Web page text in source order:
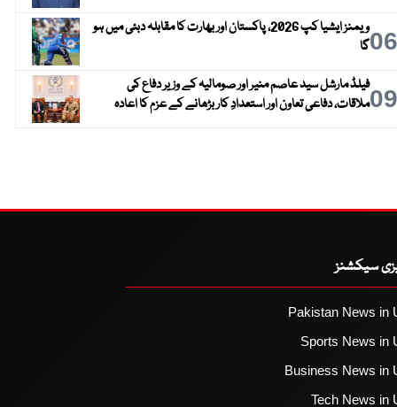
06
ویمنز ایشیا کپ 2026، پاکستان اور بھارت کا مقابلہ دبئی میں ہو
گا
09فیلڈ مارشل سید عاصم منیر اور صومالیہ کے وزیر دفاع کی
ملاقات، دفاعی تعاون اور استعدادِ کار بڑھانے کے عزم کا اعادہ
سیکشنز
Pakistan News in
Sports News in
Business News in
Tech News in